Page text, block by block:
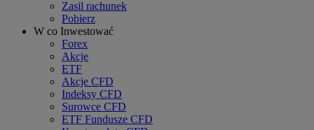
Zasil rachunek
Pobierz
W co Inwestować
Forex
Akcje
ETF
Akcje CFD
Indeksy CFD
Surowce CFD
ETF Fundusze CFD